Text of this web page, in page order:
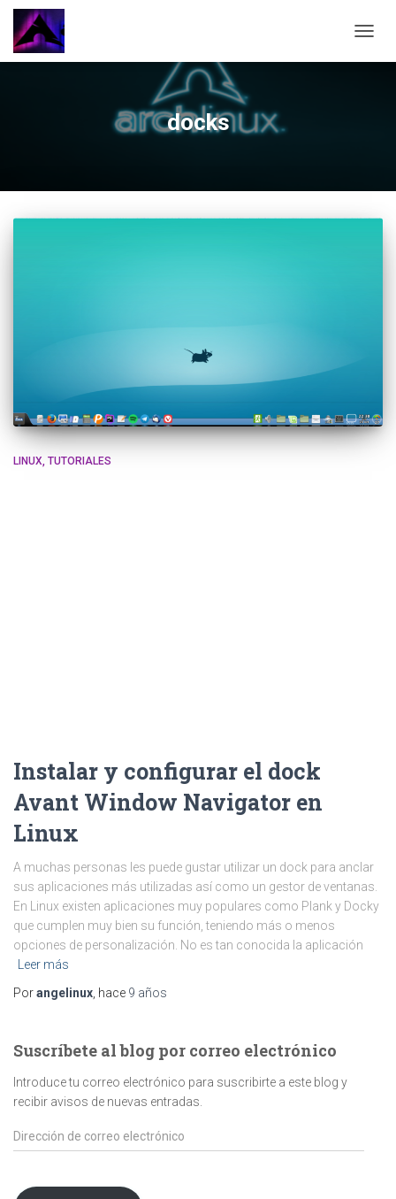
docks
LINUX TUTORIALES
Instalar y configurar el dock
Avant Window Navigator en
Linux
A muchas personas les puede gustar utilizar un dock para anclar
sus aplicaciones más utilizadas así como un gestor de ventanas.
En Linux existen aplicaciones muy populares como Plank y Docky
que cumplen muy bien su función, teniendo más o menos
opciones de personalización. No es tan conocida la aplicación
Leer más
Porangelinux , hace 9 años
Suscríbete al blog por correo electrónico
Introduce tu correo electrónico para suscribirte a este blog y
recibir avisos de nuevas entradas.
Dirección
de
electrónico